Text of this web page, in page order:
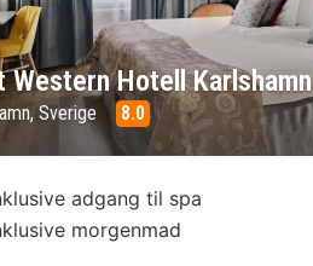
billede
Western Hotell Karlshamn
Sverige 8.0
adgang til spa
morgenmad